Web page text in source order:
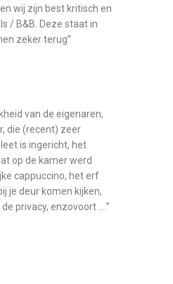
wij zijn best kritisch en
/ B&B. Deze staat in
zeker terug”
van de eigenaren,
die (recent) zeer
is ingericht, het
op de kamer werd
cappuccino, het erf
je deur komen kijken,
privacy, enzovoort ….”